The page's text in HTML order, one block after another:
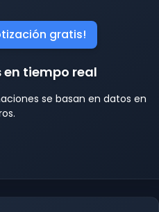
gratis!
en tiempo real
se basan en datos en